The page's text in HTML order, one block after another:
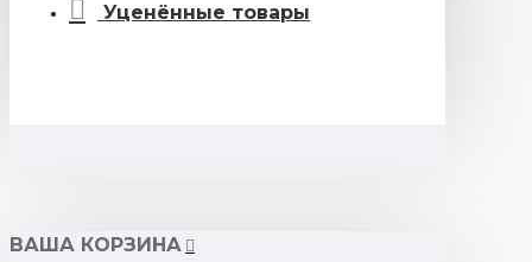
Уценённые товары
ВАША КОРЗИНА